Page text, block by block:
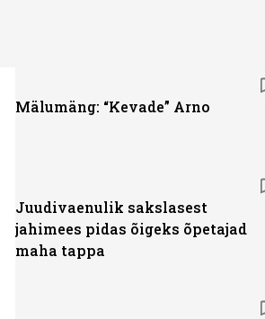
Mälumäng: “Kevade” Arno
Juudivaenulik sakslasest
jahimees pidas õigeks õpetajad
maha tappa